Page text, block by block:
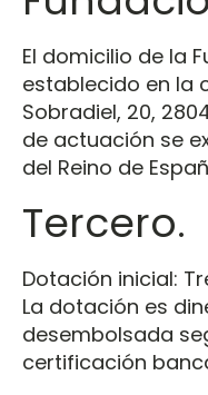
El domicilio de la
establecido en la
Sobradiel, 20,
de actuación se
del Reino de
Dotación inicial:
La dotación es
desembolsada
certificación